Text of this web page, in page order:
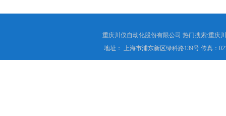
重庆川仪自动化股份有限公司 热门搜索:重庆
地址： 上海市浦东新区绿科路139号 传真：